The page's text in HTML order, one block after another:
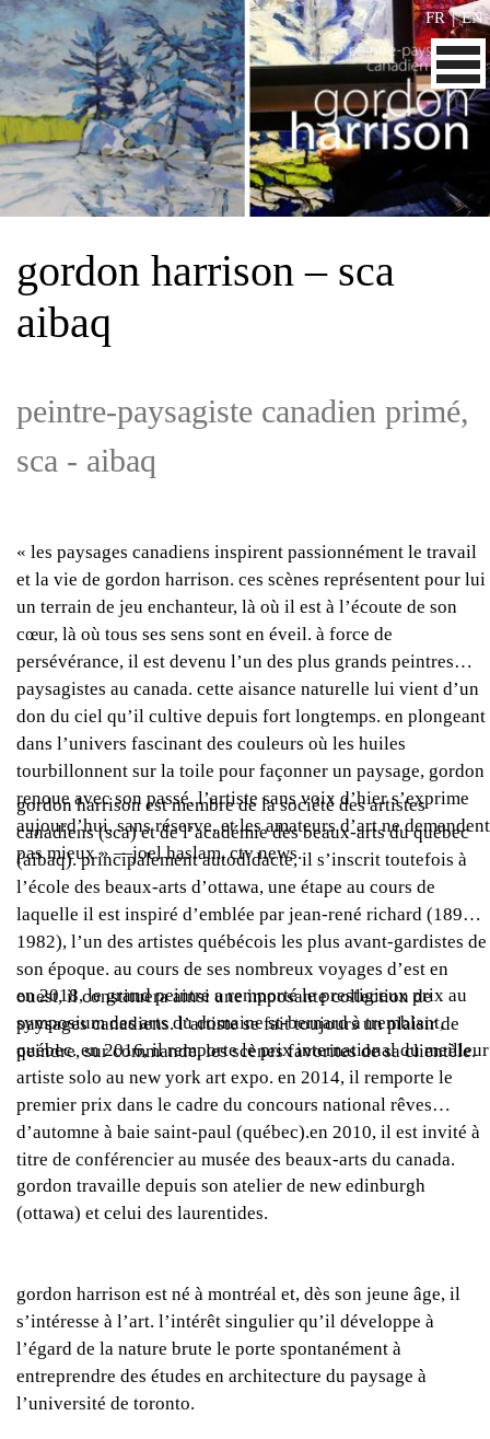
FR|EN
gordon harrison – sca
aibaq
peintre-paysagiste canadien primé,
sca - aibaq
« les paysages canadiens inspirent passionnément le travail
et la vie de gordon harrison. ces scènes représentent pour lui
un terrain de jeu enchanteur, là où il est à l’écoute de son
cœur, là où tous ses sens sont en éveil. à force de
persévérance, il est devenu l’un des plus grands peintres
paysagistes au canada. cette aisance naturelle lui vient d’un
don du ciel qu’il cultive depuis fort longtemps. en plongeant
dans l’univers fascinant des couleurs où les huiles
tourbillonnent sur la toile pour façonner un paysage, gordon
renoue avec son passé. l’artiste sans voix d’hier s’exprime
aujourd’hui, sans réserve, et les amateurs d’art ne demandent
pas mieux » —joel haslam, ctv news.
gordon harrison est membre de la société des artistes
canadiens (sca) et de l’académie des beaux-arts du québec
(aibaq). principalement autodidacte, il s’inscrit toutefois à
l’école des beaux-arts d’ottawa, une étape au cours de
laquelle il est inspiré d’emblée par jean-rené richard (1895-
1982), l’un des artistes québécois les plus avant-gardistes de
son époque. au cours de ses nombreux voyages d’est en
ouest, il constituera ainsi une imposante collection de
paysages canadiens. l’artiste se fait toujours un plaisir de
peindre, sur commande, les scènes favorites de sa clientèle.
en 2018, le grand peintre a remporté le prestigieux prix au
symposium des arts du domaine st-bernard à tremblant,
québec. en 2016, il remporte le prix international du meilleur
artiste solo au new york art expo. en 2014, il remporte le
premier prix dans le cadre du concours national rêves
d’automne à baie saint-paul (québec).en 2010, il est invité à
titre de conférencier au musée des beaux-arts du canada.
gordon travaille depuis son atelier de new edinburgh
(ottawa) et celui des laurentides.
gordon harrison est né à montréal et, dès son jeune âge, il
s’intéresse à l’art. l’intérêt singulier qu’il développe à
l’égard de la nature brute le porte spontanément à
entreprendre des études en architecture du paysage à
l’université de toronto.